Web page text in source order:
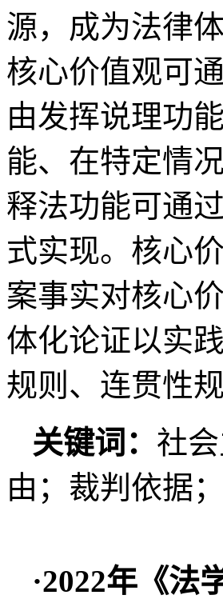
源，成为法律
核心价值观可
由发挥说理功
能、在特定情
释法功能可通
式实现。核心
案事实对核心
体化论证以实
规则、连贯性
关键词： 社
由；裁判依据
·2022年《法